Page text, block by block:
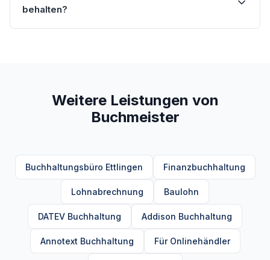
behalten?
Weitere Leistungen von
Buchmeister
Buchhaltungsbüro Ettlingen Finanzbuchhaltung
Lohnabrechnung Baulohn
DATEV Buchhaltung Addison Buchhaltung
Annotext Buchhaltung Für Onlinehändler